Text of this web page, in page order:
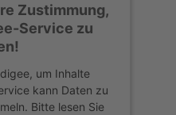
Zustimmung,
Service zu
um Inhalte
kann Daten zu
Bitte lesen Sie